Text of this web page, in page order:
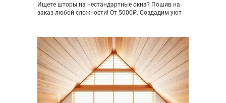
Ищете шторы на нестандартные окна? Пошив на
заказ любой сложности! От 5000₽. Создадим уют